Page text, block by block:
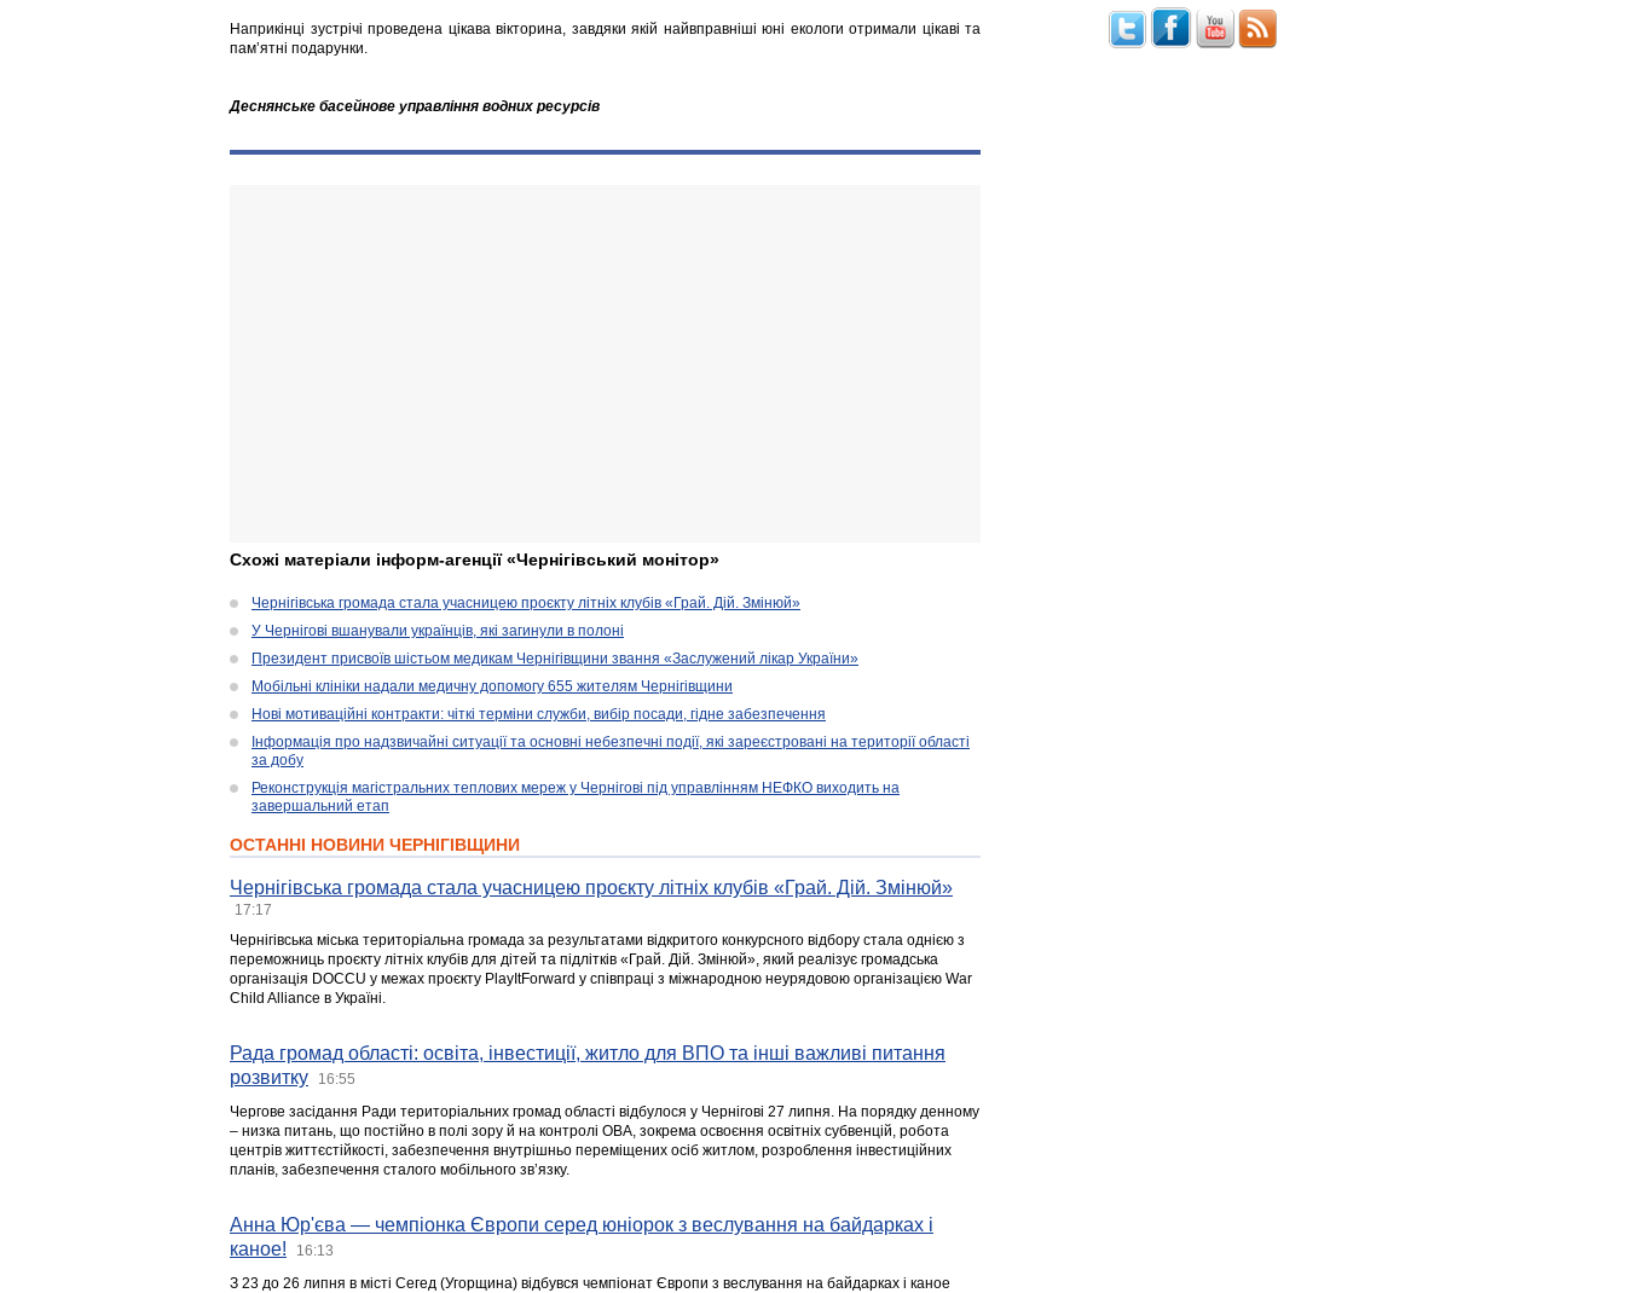
Наприкінці зустрічі проведена цікава вікторина, завдяки якій найвправніші юні екологи отримали цікаві та
пам’ятні подарунки.
Деснянське басейнове управління водних ресурсів
Схожі матеріали інформ-агенції «Чернігівський монітор»
Чернігівська громада стала учасницею проєкту літніх клубів «Грай. Дій. Змінюй»
У Чернігові вшанували українців, які загинули в полоні
Президент присвоїв шістьом медикам Чернігівщини звання «Заслужений лікар України»
Мобільні клініки надали медичну допомогу 655 жителям Чернігівщини
Нові мотиваційні контракти: чіткі терміни служби, вибір посади, гідне забезпечення
Інформація про надзвичайні ситуації та основні небезпечні події, які зареєстровані на території області
за добу
Реконструкція магістральних теплових мереж у Чернігові під управлінням НЕФКО виходить на
завершальний етап
ОСТАННІ НОВИНИ ЧЕРНІГІВЩИНИ
Чернігівська громада стала учасницею проєкту літніх клубів «Грай. Дій. Змінюй»
17:17
Чернігівська міська територіальна громада за результатами відкритого конкурсного відбору стала однією з
переможниць проєкту літніх клубів для дітей та підлітків «Грай. Дій. Змінюй», який реалізує громадська
організація DOCCU у межах проєкту PlayItForward у співпраці з міжнародною неурядовою організацією War
Child Alliance в Україні.
Рада громад області: освіта, інвестиції, житло для ВПО та інші важливі питання
розвитку
16:55
Чергове засідання Ради територіальних громад області відбулося у Чернігові 27 липня. На порядку денному
– низка питань, що постійно в полі зору й на контролі ОВА, зокрема освоєння освітніх субвенцій, робота
центрів життєстійкості, забезпечення внутрішньо переміщених осіб житлом, розроблення інвестиційних
планів, забезпечення сталого мобільного зв’язку.
Анна Юр'єва — чемпіонка Європи серед юніорок з веслування на байдарках і
каное!
16:13
З 23 до 26 липня в місті Сегед (Угорщина) відбувся чемпіонат Європи з веслування на байдарках і каное